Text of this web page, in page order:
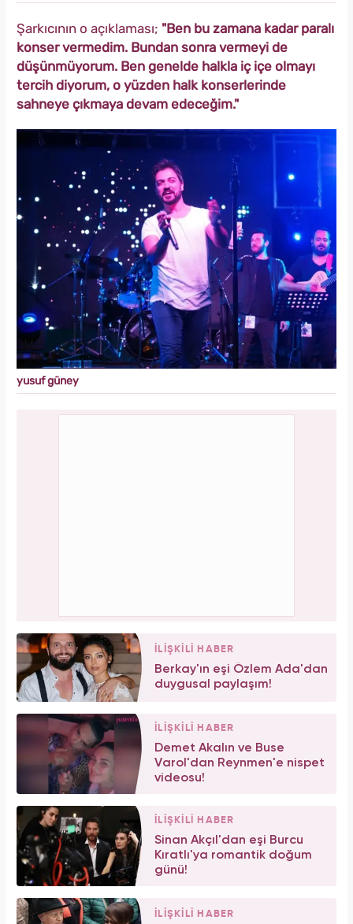
Şarkıcının o açıklaması; "Ben bu zamana kadar paralı
konser vermedim. Bundan sonra vermeyi de
düşünmüyorum. Ben genelde halkla iç içe olmayı
tercih diyorum, o yüzden halk konserlerinde
sahneye çıkmaya devam edeceğim."
yusuf güney
İLİŞKİLİ HABER
Berkay'ın eşi Özlem Ada'dan
duygusal paylaşım!
İLİŞKİLİ HABER
Demet Akalın ve Buse
Varol'dan Reynmen'e nispet
videosu!
İLİŞKİLİ HABER
Sinan Akçıl'dan eşi Burcu
Kıratlı'ya romantik doğum
günü!
İLİŞKİLİ HABER